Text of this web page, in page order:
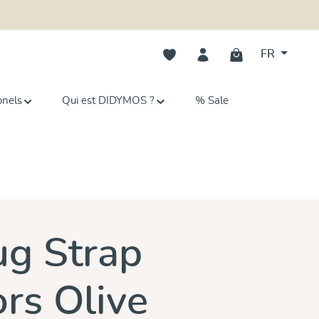
Vous avez 0 articles dans votre
FR
Qui est DIDYMOS ? % Sale
Strap
Olive